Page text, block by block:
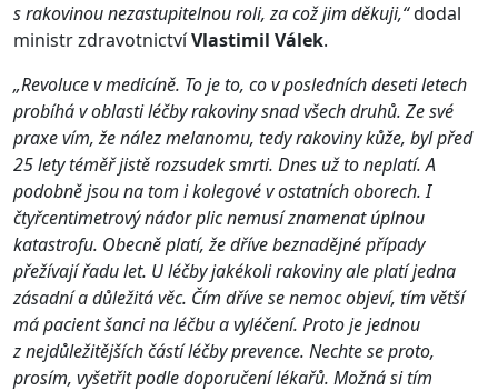
s rakovinou nezastupitelnou roli, za což jim děkuji,“dodal
ministr zdravotnictvíVlastimil Válek.
„Revoluce v medicíně. To je to, co v posledních deseti letech
probíhá v oblasti léčby rakoviny snad všech druhů. Ze své
praxe vím, že nález melanomu, tedy rakoviny kůže, byl před
25 lety téměř jistě rozsudek smrti. Dnes už to neplatí. A
podobně jsou na tom i kolegové v ostatních oborech. I
čtyřcentimetrový nádor plic nemusí znamenat úplnou
katastrofu. Obecně platí, že dříve beznadějné případy
přežívají řadu let. U léčby jakékoli rakoviny ale platí jedna
zásadní a důležitá věc. Čím dříve se nemoc objeví, tím větší
má pacient šanci na léčbu a vyléčení. Proto je jednou
z nejdůležitějších částí léčby prevence. Nechte se proto,
prosím, vyšetřit podle doporučení lékařů. Možná si tím